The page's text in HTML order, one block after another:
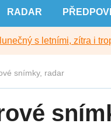
RADAR
s letními, zítra i
snímky, radar